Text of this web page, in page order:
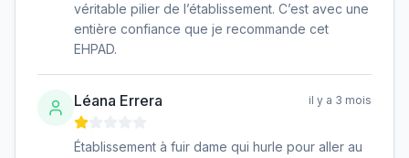
véritable pilier de l’établissement. C’est avec une
entière confiance que je recommande cet
EHPAD.
Léana Errera il y a 3 mois
Établissement à fuir dame qui hurle pour aller au